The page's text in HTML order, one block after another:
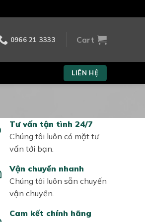
0966 21 3333 Cart
LIÊN HỆ
Tư vấn tận tình 24/7
Chúng tôi luôn có mặt tư
vấn tới bạn.
Vận chuyển nhanh
Chúng tôi luôn sẵn chuyến
vận chuyển.
Cam kết chính hãng